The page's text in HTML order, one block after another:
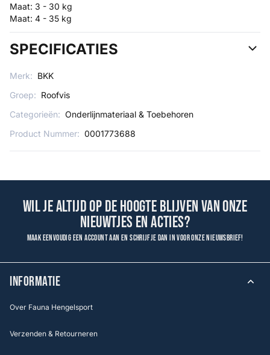
Maat: 3 - 30 kg
Maat: 4 - 35 kg
SPECIFICATIES
Merk: BKK
Groep: Roofvis
Categorieën: Onderlijnmateriaal & Toebehoren
Product Nummer: 0001773688
Wil je altijd op de hoogte blijven van onze
nieuwtjes en acties?
Maak eenvoudig een account aan en schrijf je dan in voor onze nieuwsbrief!
INFORMATIE
Over Fauna Hengelsport
Verzenden & Retourneren